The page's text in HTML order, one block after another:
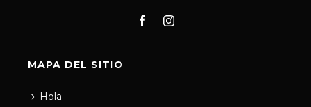
MAPA DEL SITIO
Hola